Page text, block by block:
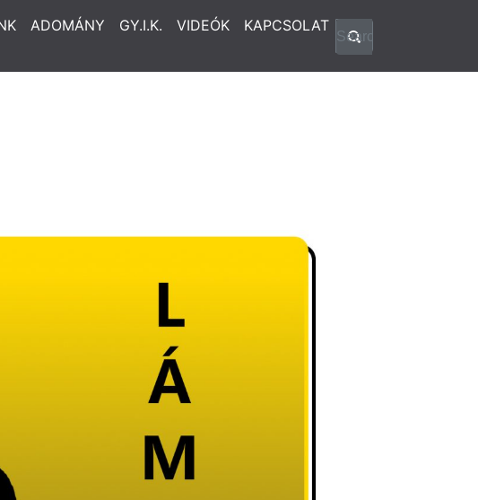
ADOMÁNY GY.I.K. VIDEÓK KAPCSOLAT